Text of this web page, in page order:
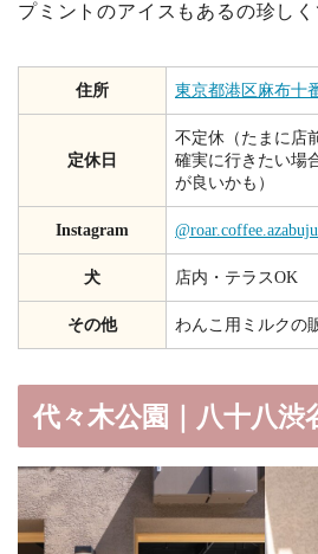
プミントのアイスもあるの珍し
住所 東京都港区麻布十
定休日
不定休（たまに店
確実に行きたい場
が良いかも）
Instagram
犬 店内・テラスOK
その他 わんこ用ミルクの
代々木公園｜八十八渋